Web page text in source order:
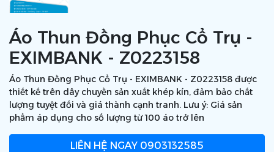
Áo Thun Đồng Phục Cổ Trụ -
EXIMBANK - Z0223158
Áo Thun Đồng Phục Cổ Trụ - EXIMBANK - Z0223158 được
thiết kế trên dây chuyền sản xuất khép kín, đảm bảo chất
lượng tuyệt đối và giá thành cạnh tranh. Lưu ý: Giá sản
phẩm áp dụng cho số lượng từ 100 áo trở lên
LIÊN HỆ NGAY 0903132585